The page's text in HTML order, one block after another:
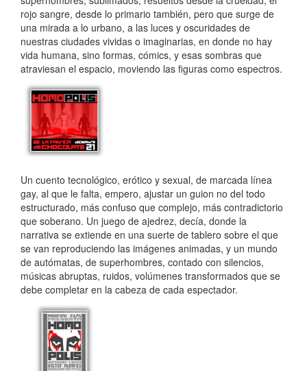
rojo sangre, desde lo primario también, pero que surge de
una mirada a lo urbano, a las luces y oscuridades de
nuestras ciudades vividas o imaginarias, en donde no hay
vida humana, sino formas, cómics, y esas sombras que
atraviesan el espacio, moviendo las figuras como espectros.
Un cuento tecnológico, erótico y sexual, de marcada línea
gay, al que le falta, empero, ajustar un guion no del todo
estructurado, más confuso que complejo, más contradictorio
que soberano. Un juego de ajedrez, decía, donde la
narrativa se extiende en una suerte de tablero sobre el que
se van reproduciendo las imágenes animadas, y un mundo
de autómatas, de superhombres, contado con silencios,
músicas abruptas, ruidos, volúmenes transformados que se
debe completar en la cabeza de cada espectador.